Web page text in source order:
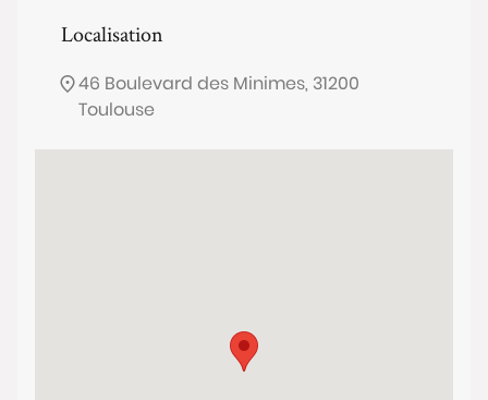
Localisation
46 Boulevard des Minimes, 31200
Toulouse